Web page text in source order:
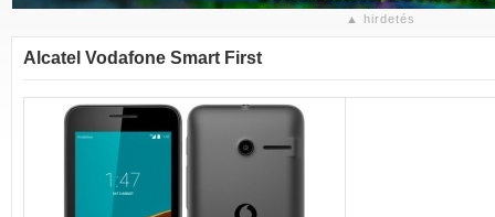
▲ hirdetés
Alcatel Vodafone Smart First